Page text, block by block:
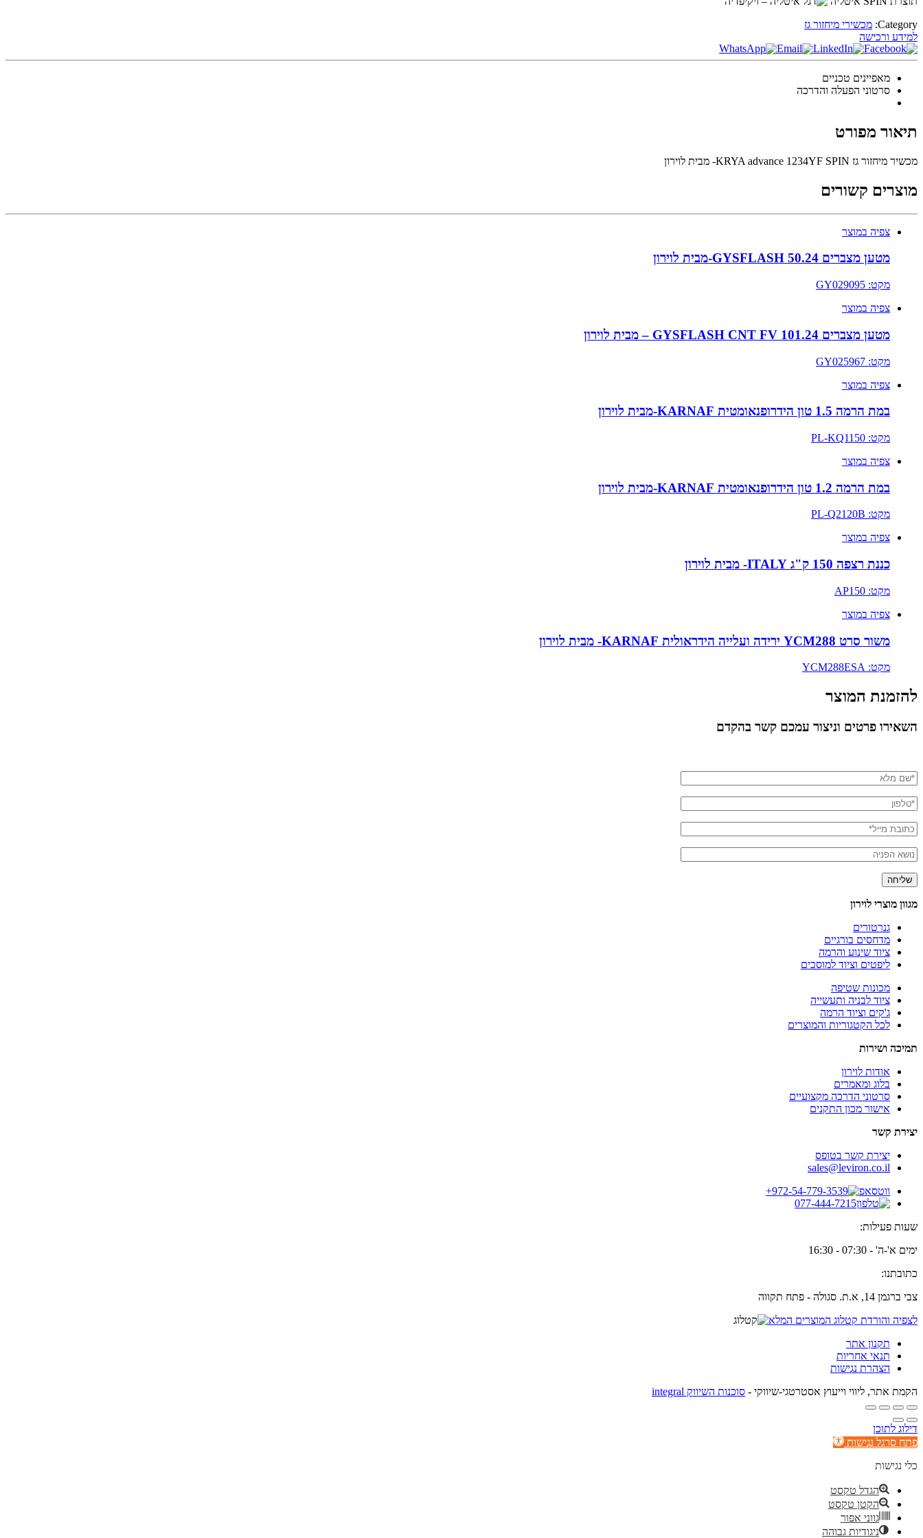
Category: מכשירי מיחזור גז
למידע ורכישה
מאפיינים טכניים
סרטוני הפעלה והדרכה
תיאור מפורט
מכשיר מיחזור גז KRYA advance 1234YF SPIN- מבית לוירון
מוצרים קשורים
צפיה במוצר
מטען מצברים 50.24 GYSFLASH-מבית לוירון
מקט: GY029095
צפיה במוצר
מטען מצברים 101.24 GYSFLASH CNT FV – מבית לוירון
מקט: GY025967
צפיה במוצר
במת הרמה 1.5 טון הידרופנאומטית KARNAF-מבית לוירון
מקט: PL-KQ1150
צפיה במוצר
במת הרמה 1.2 טון הידרופנאומטית KARNAF-מבית לוירון
מקט: PL-Q2120B
צפיה במוצר
כננת רצפה 150 ק"ג ITALY- מבית לוירון
מקט: AP150
צפיה במוצר
משור סרט YCM288 ירידה ועלייה הידראולית KARNAF- מבית לוירון
מקט: YCM288ESA
להזמנת המוצר
השאירו פרטים וניצור עמכם קשר בהקדם
מגוון מוצרי לוירון
גנרטורים
מדחסים בורגיים
ציוד שינוע והרמה
ליפטים וציוד למוסכים
מכונות שטיפה
ציוד לבניה ותעשייה
ג'קים וציוד הרמה
לכל הקטגוריות והמוצרים
תמיכה ושירות
אודות לוירון
בלוג ומאמרים
סרטוני הדרכה מקצועיים
אישור מכון התקנים
יצירת קשר
יצירת קשר בטופס
sales@leviron.co.il
+972-54-779-3539
077-444-7215
שעות פעילות:
ימים א'-ה' - 07:30 - 16:30
כתובתנו:
צבי ברגמן 14, א.ת. סגולה - פתח תקווה
לצפיה והורדת קטלוג המוצרים המלא
תקנון אתר
תנאי אחריות
הצהרת נגישות
הקמת אתר, ליווי וייעוץ אסטרטגי-שיווקי - סוכנות השיווק integral
דילוג לתוכן
פתח סרגל נגישות
כלי נגישות
הגדל טקסט
הקטן טקסט
גווני אפור
ניגודיות גבוהה